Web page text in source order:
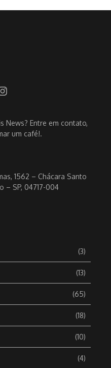
News? Entre em contato,
um café!.
1562 – Chácara Santo
– SP, 04717-004
(3)
(13)
(65)
(18)
(10)
(4)